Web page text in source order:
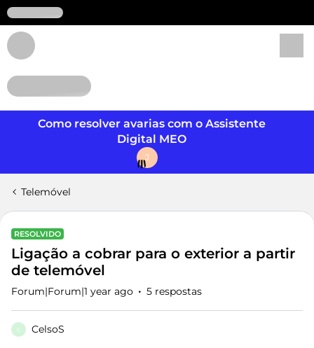
Como resolver avarias com o Assistente
Digital MEO
J
Telemóvel
RESOLVIDO
Ligação a cobrar para o exterior a partir
de telemóvel
Forum|Forum|1 year ago 5 respostas
C CelsoS